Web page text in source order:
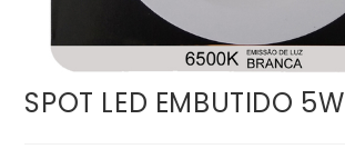
SPOT LED EMBUTIDO 5W